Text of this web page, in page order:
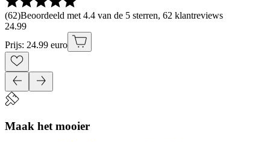
(62)Beoordeeld met 4.4 van de 5 sterren, 62 klantreviews
24.99
Prijs: 24.99 euro
Maak het mooier